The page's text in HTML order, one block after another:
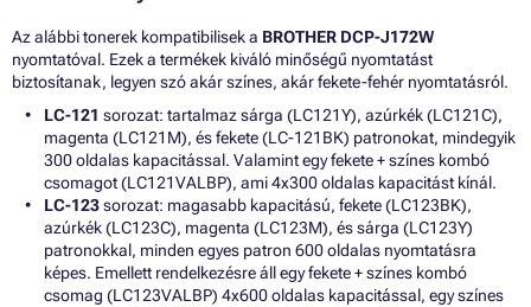
Az alábbi tonerek kompatibilisek a BROTHER DCP-J172W
nyomtatóval. Ezek a termékek kiváló minőségű nyomtatást
biztosítanak, legyen szó akár színes, akár fekete-fehér nyomtatásról.
LC-121 sorozat: tartalmaz sárga (LC121Y), azúrkék (LC121C),
magenta (LC121M), és fekete (LC-121BK) patronokat, mindegyik
300 oldalas kapacitással. Valamint egy fekete + színes kombó
csomagot (LC121VALBP), ami 4x300 oldalas kapacitást kínál.
LC-123sorozat: magasabb kapacitású, fekete (LC123BK),
azúrkék (LC123C), magenta (LC123M), és sárga (LC123Y)
patronokkal, minden egyes patron 600 oldalas nyomtatásra
képes. Emellett rendelkezésre áll egy fekete + színes kombó
csomag (LC123VALBP) 4x600 oldalas kapacitással, egy színes